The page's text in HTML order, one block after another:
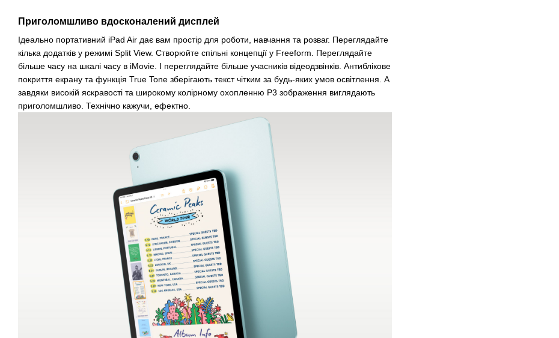
Приголомшливо вдосконалений дисплей
Ідеально портативний iPad Air дає вам простір для роботи, навчання та розваг. Переглядайте
кілька додатків у режимі Split View. Створюйте спільні концепції у Freeform. Переглядайте
більше часу на шкалі часу в iMovie. І переглядайте більше учасників відеодзвінків. Антиблікове
покриття екрану та функція True Tone зберігають текст чітким за будь-яких умов освітлення. А
завдяки високій яскравості та широкому колірному охопленню P3 зображення виглядають
приголомшливо. Технічно кажучи, ефектно.